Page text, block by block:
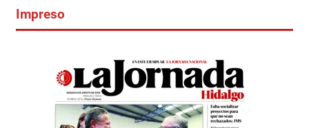
Impreso